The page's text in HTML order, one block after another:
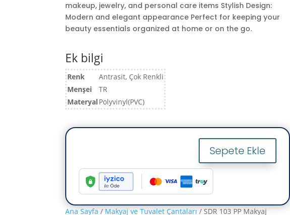
makeup, jewelry, and personal care items Stylish Design:
Modern and elegant appearance Perfect for keeping your
beauty essentials organized at home or on the go.
Ek bilgi
Renk
Antrasit, Çok Renkli
Menşei
TR
MateryalPolyvinyl(PVC)
103
PP
Makyaj
Çantası
Sepete Ekle
Ana Sayfa / Makyaj ve Tuvalet Çantaları / SDR 103 PP Makyaj